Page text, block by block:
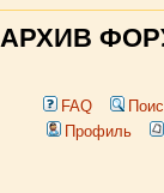
АРХИВ
FAQ
Профиль